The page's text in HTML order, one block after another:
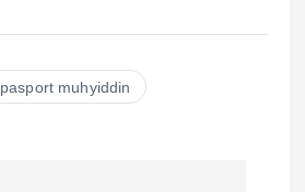
pasport muhyiddin